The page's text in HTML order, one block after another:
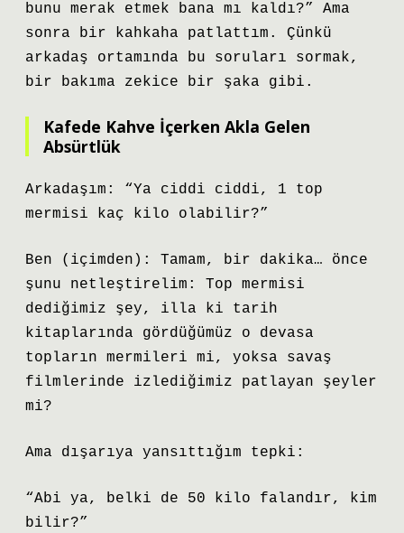
bunu merak etmek bana mı kaldı?” Ama
sonra bir kahkaha patlattım. Çünkü
arkadaş ortamında bu soruları sormak,
bir bakıma zekice bir şaka gibi.
Kafede Kahve İçerken Akla Gelen
Absürtlük
Arkadaşım: “Ya ciddi ciddi, 1 top
mermisi kaç kilo olabilir?”
Ben (içimden): Tamam, bir dakika… önce
şunu netleştirelim: Top mermisi
dediğimiz şey, illa ki tarih
kitaplarında gördüğümüz o devasa
topların mermileri mi, yoksa savaş
filmlerinde izlediğimiz patlayan şeyler
mi?
Ama dışarıya yansıttığım tepki:
“Abi ya, belki de 50 kilo falandır, kim
bilir?”